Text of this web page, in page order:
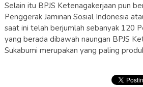
Selain itu BPJS Ketenagakerjaan pun
Penggerak Jaminan Sosial Indonesia
saat ini telah berjumlah sebanyak 120
yang berada dibawah naungan BPJS
Sukabumi merupakan yang paling